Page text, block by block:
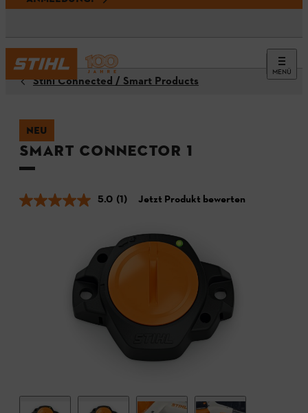
MENÜ
Stihl Connected / Smart Products
NEU
Smart Connector 1
5.0 (1) Jetzt Produkt bewerten